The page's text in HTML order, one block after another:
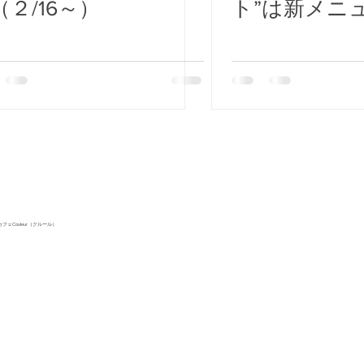
２/16～）
ト”は新メニ
ェCouleur（クルール）